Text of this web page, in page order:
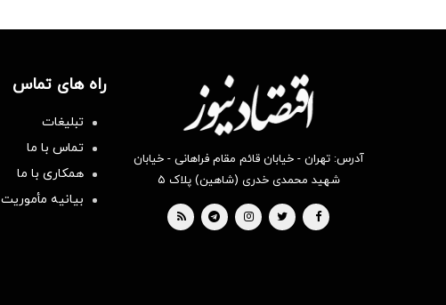
آدرس: تهران - خیابان قائم مقام فراهانی - خیابان
شهید محمدی خدری (شاهین) پلاک ۵
راه های تماس
تبلیغات
تماس با ما
همکاری با ما
بیانیه مأموریت